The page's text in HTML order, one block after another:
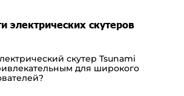
электрических скутеров
скутер Tsunami
для широкого